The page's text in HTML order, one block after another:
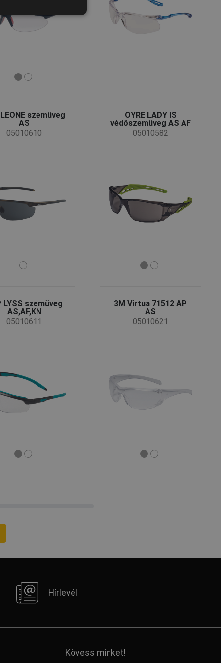
szemüveg
AS
05010610
OYRE LADY IS
védőszemüveg AS AF
05010582
LYSS szemüveg
AS,AF,KN
05010611
3M Virtua 71512 AP
AS
05010621
Hírlevél
Kövess minket!
GERMAN